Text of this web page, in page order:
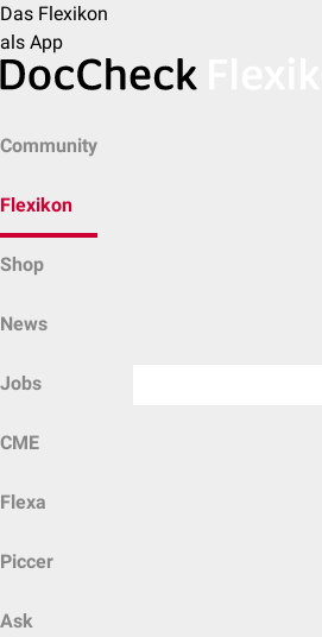
Das Flexikon
als App
Community
Flexikon
Shop
News
Jobs
CME
Flexa
Piccer
Ask